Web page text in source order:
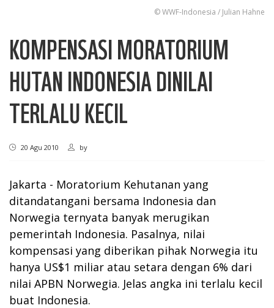
© WWF-Indonesia / Julian Hahne
KOMPENSASI MORATORIUM
HUTAN INDONESIA DINILAI
TERLALU KECIL
20 Agu 2010 by
Jakarta - Moratorium Kehutanan yang
ditandatangani bersama Indonesia dan
Norwegia ternyata banyak merugikan
pemerintah Indonesia. Pasalnya, nilai
kompensasi yang diberikan pihak Norwegia itu
hanya US$1 miliar atau setara dengan 6% dari
nilai APBN Norwegia. Jelas angka ini terlalu kecil
buat Indonesia.